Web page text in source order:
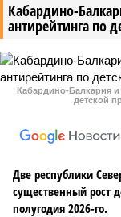
Кабардино-
антирейтинга по
Кабардино-Балкария и
детской
Две республики
существенный рост
полугодия 2026-го.